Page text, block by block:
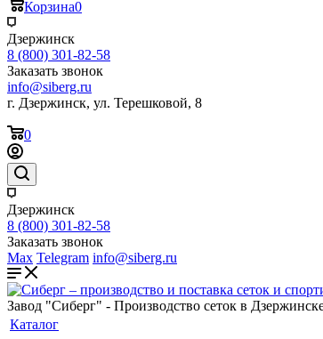
Корзина0
Дзержинск
8 (800) 301-82-58
Заказать звонок
info@siberg.ru
г. Дзержинск, ул. Терешковой, 8
0
Дзержинск
8 (800) 301-82-58
Заказать звонок
Max Telegram info@siberg.ru
Завод "Сиберг" - Производство сеток в
Каталог